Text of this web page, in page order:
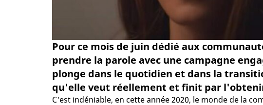
Pour ce mois de juin dédié aux
prendre la parole avec une campagne
plonge dans le quotidien et dans la
qu'elle veut réellement et finit par
C'est indéniable, en cette année 2020, le monde de la